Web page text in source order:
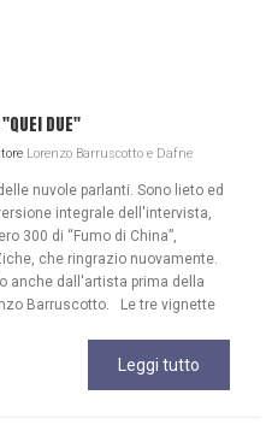
DUE"
Lorenzo Barruscotto e Dafne
nuvole parlanti. Sono lieto ed
integrale dell'intervista,
300 di “Fumo di China”,
che ringrazio nuovamente.
anche dall'artista prima della
Barruscotto. Le tre vignette
Leggi tutto